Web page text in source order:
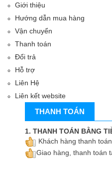
Giới thiệu
Hướng dẫn mua hàng
Vận chuyển
Thanh toán
Đổi trả
Hỗ trợ
Liên Hệ
Liên kết website
THANH TOÁN
1. THANH TOÁN BẰNG
Khách hàng thanh
Giao hàng, thanh toán